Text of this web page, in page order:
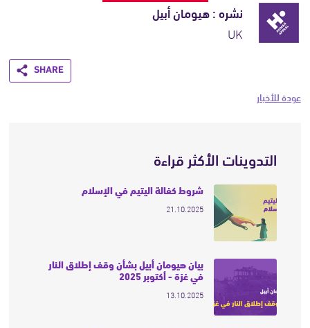
نشره : هيومان أبيل
UK
Share
عودة للأخبار
التدوينات الأكثر قراءة
شروط كفالة اليتيم في الإسلام
21.10.2025
بيان هيومان أبيل بشأن وقف إطلاق النار
في غزة - أكتوبر 2025
13.10.2025